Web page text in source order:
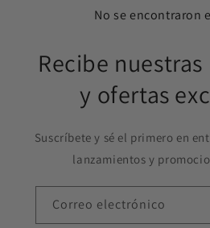
No se encontraron
Recibe
y ofertas
Suscríbete y sé el primero en
lanzamientos y
Correo electrónico